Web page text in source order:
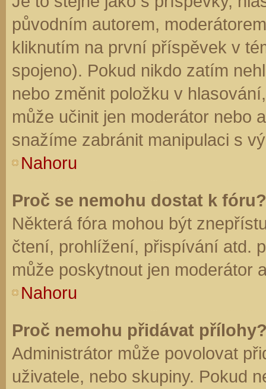
původním autorem,
kliknutím na první příspěvek v
spojeno). Pokud nikdo zatím
nebo změnit položku v
může učinit jen moderátor nebo
snažíme zabránit manipulaci s
Nahoru
Proč se nemohu dostat k fóru?
Některá fóra mohou být
čtení, prohlížení, přispívání atd.
může poskytnout jen moderátor
Nahoru
Proč nemohu přidávat
Administrátor může povolovat
uživatele, nebo skupiny. Pokud